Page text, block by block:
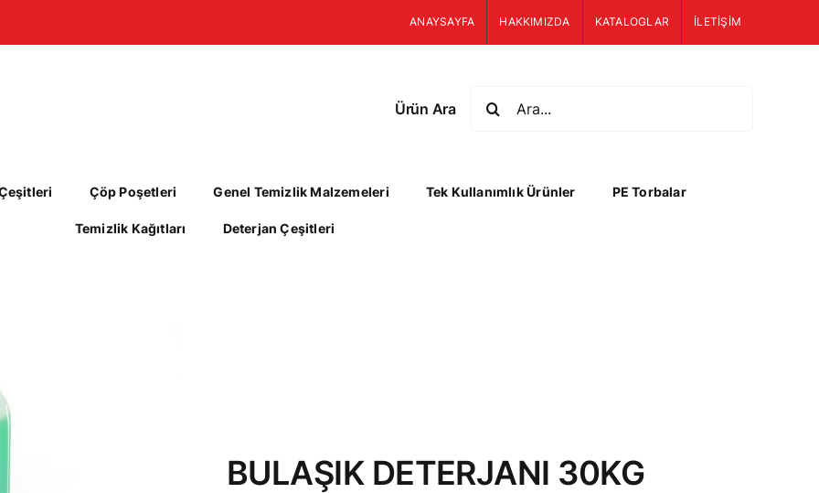
ANAYSAYFA HAKKIMIZDA KATALOGLAR İLETİŞİM
Ürün Ara
Çöp Poşetleri Genel Temizlik Malzemeleri Tek Kullanımlık Ürünler PE Torbalar
Temizlik Kağıtları Deterjan Çeşitleri
BULAŞIK DETERJANI 30KG